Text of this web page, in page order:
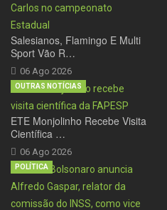
Salesianos, Flamingo E Multi
Sport Vão R…
06 Ago 2026
ETE Monjolinho Recebe Visita
Científica …
06 Ago 2026
OUTRAS NOTÍCIAS
POLÍTICA